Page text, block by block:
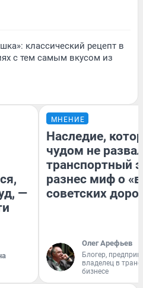
классический рецепт в
с тем самым вкусом из
—
МНЕНИЕ
Наследие,
чудом не
транспортный
разнес миф о
советских
Олег Арефьев
Блогер,
владелец в
бизнесе